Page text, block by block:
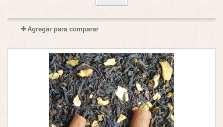
Agregar para comparar